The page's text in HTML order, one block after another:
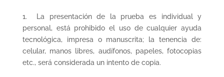
1. La presentación de la prueba es individual y
personal, está prohibido el uso de cualquier ayuda
tecnológica, impresa o manuscrita; la tenencia de:
celular, manos libres, audífonos, papeles, fotocopias
etc., será considerada un intento de copia.